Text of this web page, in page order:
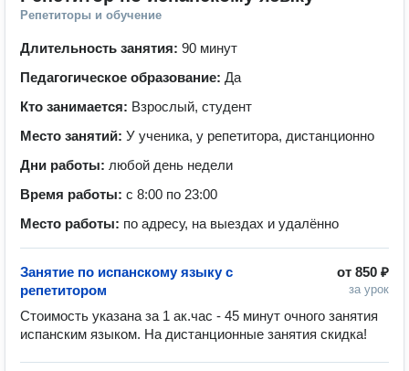
Репетиторы и обучение
Длительность занятия: 90 минут
Педагогическое образование: Да
Кто занимается: Взрослый, студент
Место занятий: У ученика, у репетитора, дистанционно
Дни работы: любой день недели
Время работы: с 8:00 по 23:00
Место работы: по адресу, на выездах и удалённо
от 850 ₽
за урок
Занятие по испанскому языку с
репетитором
Стоимость указана за 1 ак.час - 45 минут очного занятия
испанским языком. На дистанционные занятия скидка!